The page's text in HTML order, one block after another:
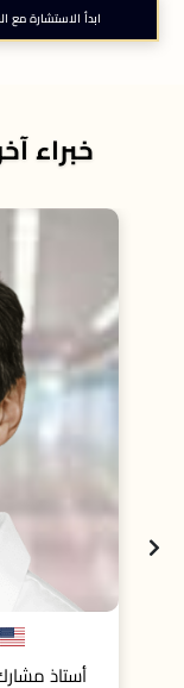
ابدأ الاستشارة مع
خبراء
جامعة نوفا